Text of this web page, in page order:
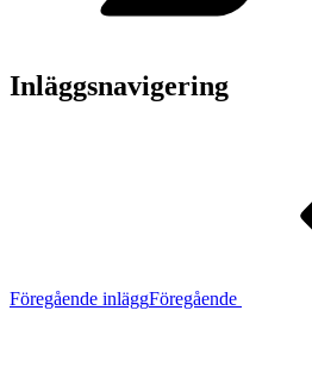
Inläggsnavigering
Föregående inläggFöregående